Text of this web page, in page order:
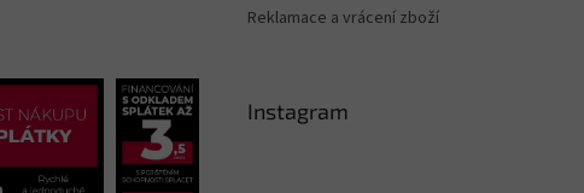
Reklamace a vrácení zboží
Instagram